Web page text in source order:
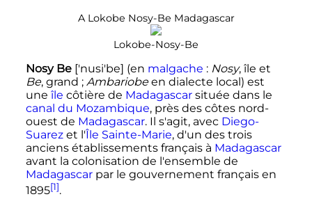
A Lokobe Nosy-Be Madagascar
Lokobe-Nosy-Be
Nosy Be['nusi'be] (en malgache : Nosy, île et
Be, grand ; Ambariobeen dialecte local) est
une île côtière de Madagascarsituée dans le
canal du Mozambique, près des côtes nord-
ouest de Madagascar. Il s'agit, avec Diego-
Suarezet l'Île Sainte-Marie, d'un des trois
anciens établissements français à Madagascar
avant la colonisation de l'ensemble de
Madagascarpar le gouvernement français en
1895[1].